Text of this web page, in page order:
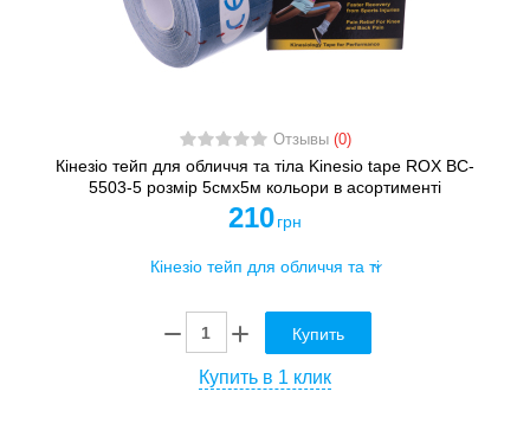
Отзывы (0)
Кінезіо тейп для обличчя та тіла Kinesio tape ROX BC-
5503-5 розмір 5смх5м кольори в асортименті
210 грн
Купить
Купить в 1 клик